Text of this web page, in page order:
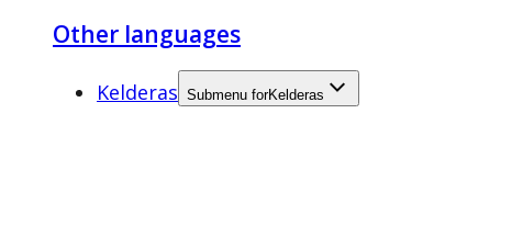
Other languages
Kelderas Submenu forKelderas